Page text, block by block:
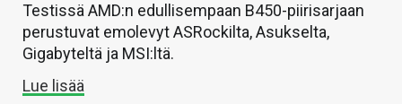
Testissä AMD:n edullisempaan B450-piirisarjaan
perustuvat emolevyt ASRockilta, Asukselta,
Gigabyteltä ja MSI:ltä.
Lue lisää